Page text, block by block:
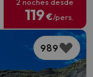
2 noches desde
119€/pers.
989